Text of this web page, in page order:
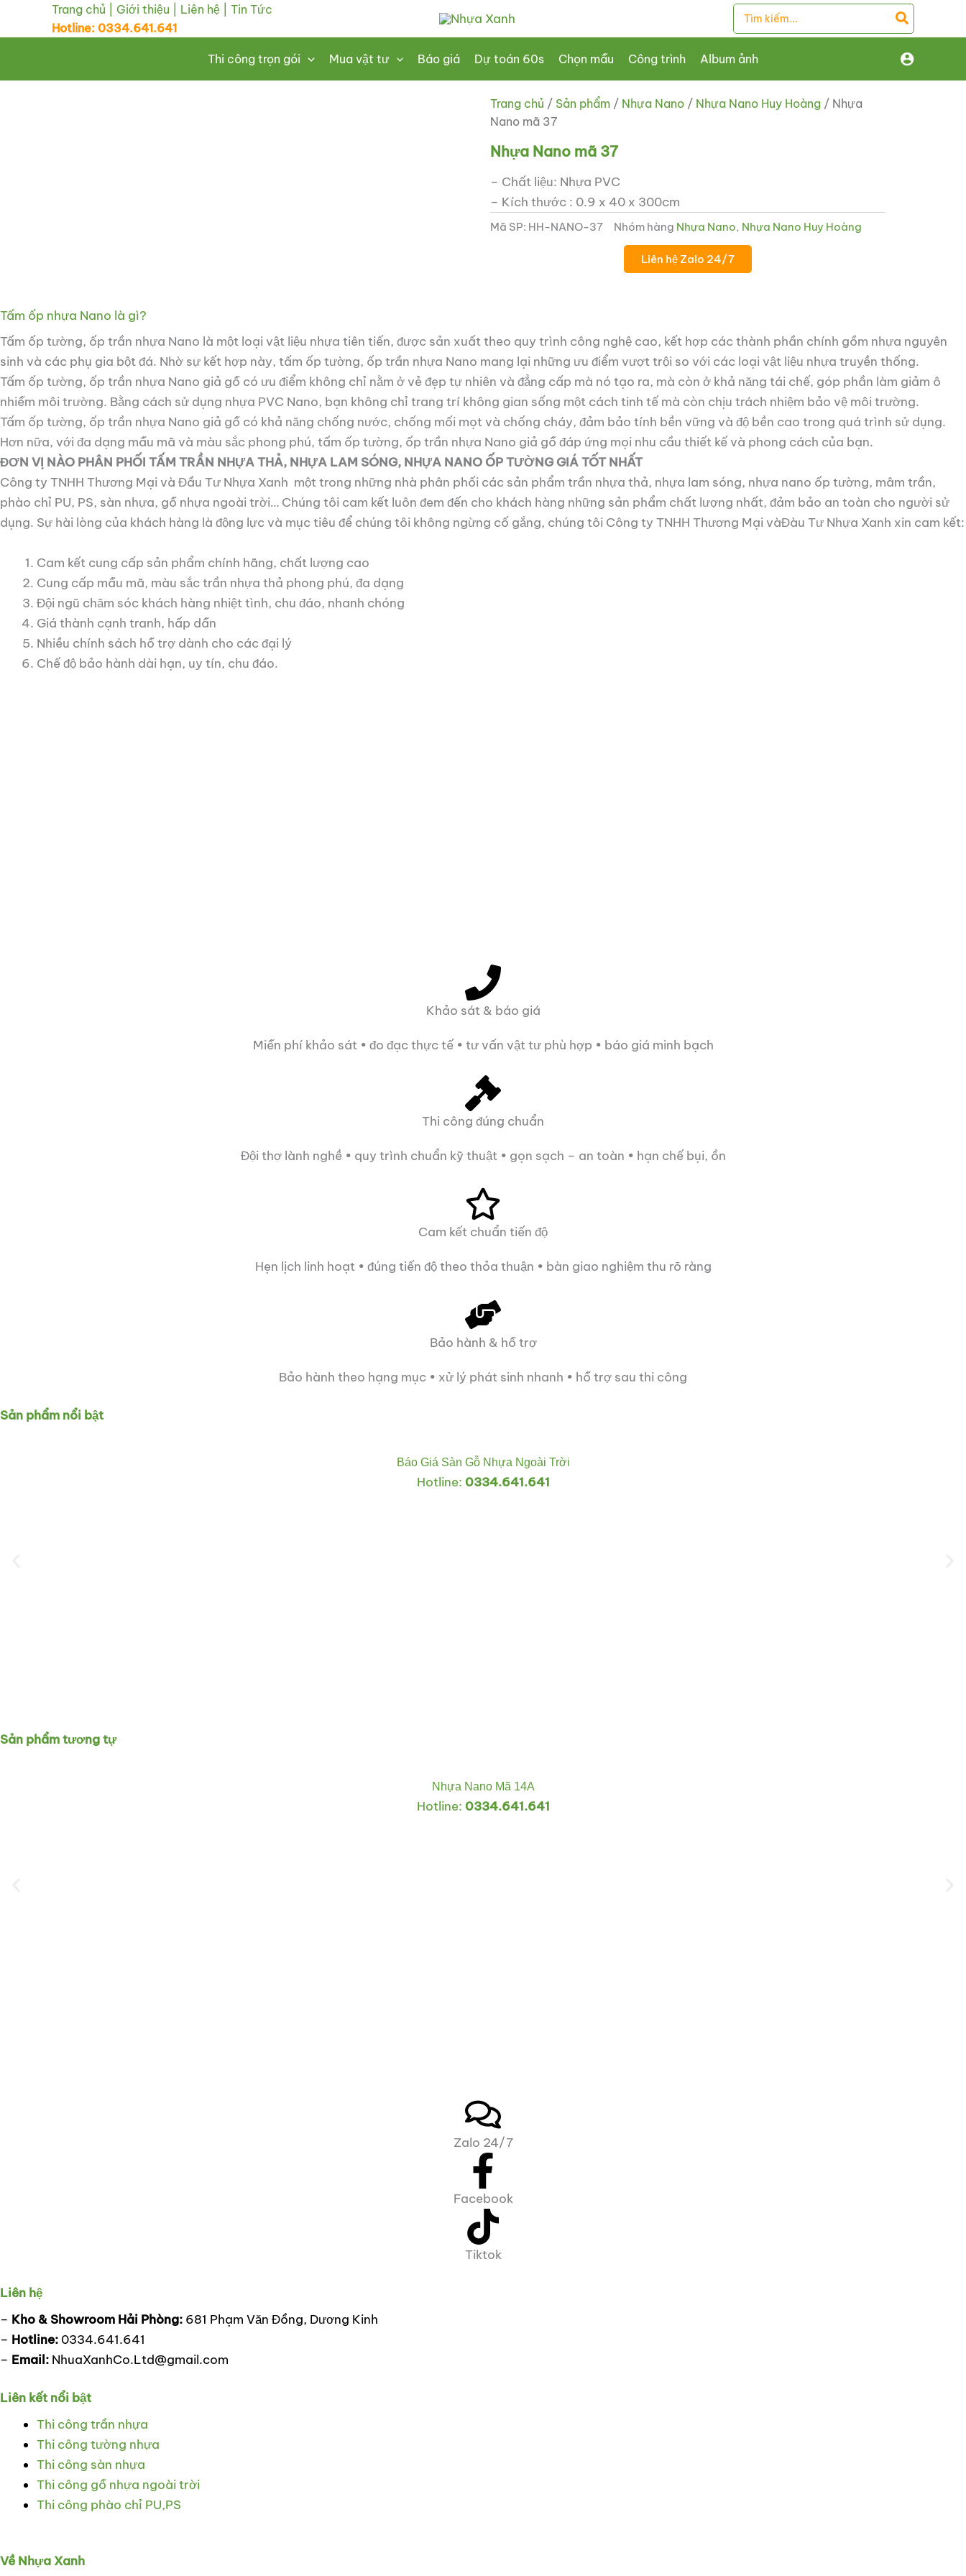
Trang chủ Giới thiệu Liên hệ
Tin Tức
Hotline: 0334.641.641
Search
for:
Thi công trọn gói Mua vật tư Báo giá Dự toán 60s Chọn mẫu Công trình Album ảnh
Trang chủ / Sản phẩm / Nhựa Nano / Nhựa Nano Huy Hoàng / Nhựa
Nano mã 37
Nhựa Nano mã 37
– Chất liệu: Nhựa PVC
– Kích thước : 0.9 x 40 x 300cm
Mã SP: HH-NANO-37 Nhóm hàng Nhựa Nano, Nhựa Nano Huy Hoàng
Liên hệ Zalo 24/7
Tấm ốp nhựa Nano là gì?
Tấm ốp tường, ốp trần nhựa Nano là một loại vật liệu nhựa tiên tiến, được sản xuất theo quy trình công nghệ cao, kết hợp các thành phần chính gồm nhựa nguyên
sinh và các phụ gia bột đá. Nhờ sự kết hợp này, tấm ốp tường, ốp trần nhựa Nano mang lại những ưu điểm vượt trội so với các loại vật liệu nhựa truyền thống.
Tấm ốp tường, ốp trần nhựa Nano giả gỗ có ưu điểm không chỉ nằm ở vẻ đẹp tự nhiên và đẳng cấp mà nó tạo ra, mà còn ở khả năng tái chế, góp phần làm giảm ô
nhiễm môi trường. Bằng cách sử dụng nhựa PVC Nano, bạn không chỉ trang trí không gian sống một cách tinh tế mà còn chịu trách nhiệm bảo vệ môi trường.
Tấm ốp tường, ốp trần nhựa Nano giả gỗ có khả năng chống nước, chống mối mọt và chống cháy, đảm bảo tính bền vững và độ bền cao trong quá trình sử dụng.
Hơn nữa, với đa dạng mẫu mã và màu sắc phong phú, tấm ốp tường, ốp trần nhựa Nano giả gỗ đáp ứng mọi nhu cầu thiết kế và phong cách của bạn.
ĐƠN VỊ NÀO PHÂN PHỐI TẤM TRẦN NHỰA THẢ, NHỰA LAM SÓNG, NHỰA NANO ỐP TƯỜNG GIÁ TỐT NHẤT
Công ty TNHH Thương Mại và Đầu Tư Nhựa Xanh một trong những nhà phân phối các sản phẩm trần nhựa thả, nhựa lam sóng, nhựa nano ốp tường, mâm trần,
phào chỉ PU, PS, sàn nhựa, gỗ nhựa ngoài trời… Chúng tôi cam kết luôn đem đến cho khách hàng những sản phẩm chất lượng nhất, đảm bảo an toàn cho người sử
dụng. Sự hài lòng của khách hàng là động lực và mục tiêu để chúng tôi không ngừng cố gắng, chúng tôi Công ty TNHH Thương Mại vàĐàu Tư Nhựa Xanh xin cam kết:
Cam kết cung cấp sản phẩm chính hãng, chất lượng cao
Cung cấp mẫu mã, màu sắc trần nhựa thả phong phú, đa dạng
Đội ngũ chăm sóc khách hàng nhiệt tình, chu đáo, nhanh chóng
Giá thành cạnh tranh, hấp dẫn
Nhiều chính sách hỗ trợ dành cho các đại lý
Chế độ bảo hành dài hạn, uy tín, chu đáo.
Khảo sát & báo giá
Miễn phí khảo sát • đo đạc thực tế • tư vấn vật tư phù hợp • báo giá minh bạch
Thi công đúng chuẩn
Đội thợ lành nghề • quy trình chuẩn kỹ thuật • gọn sạch – an toàn • hạn chế bụi, ồn
Cam kết chuẩn tiến độ
Hẹn lịch linh hoạt • đúng tiến độ theo thỏa thuận • bàn giao nghiệm thu rõ ràng
Bảo hành & hỗ trợ
Bảo hành theo hạng mục • xử lý phát sinh nhanh • hỗ trợ sau thi công
Sản phẩm nổi bật
Báo Giá Sàn Gỗ Nhựa Ngoài Trời
Hotline: 0334.641.641
Sản phẩm tương tự
Nhựa Nano Mã 14A
Hotline: 0334.641.641
Zalo 24/7
Facebook
Tiktok
Liên hệ
– Kho & Showroom Hải Phòng: 681 Phạm Văn Đồng, Dương Kinh
– Hotline: 0334.641.641
– Email: NhuaXanhCo.Ltd@gmail.com
Liên kết nổi bật
Thi công trần nhựa
Thi công tường nhựa
Thi công sàn nhựa
Thi công gỗ nhựa ngoài trời
Thi công phào chỉ PU,PS
Về Nhựa Xanh